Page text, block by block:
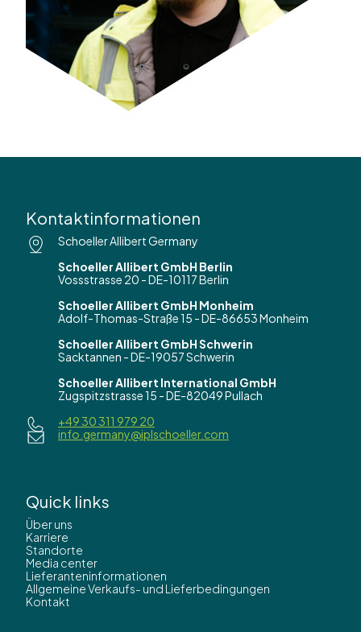
Kontaktinformationen
Schoeller Allibert Germany
Schoeller Allibert GmbH Berlin
Vossstrasse 20 - DE-10117 Berlin
Schoeller Allibert GmbH Monheim
Adolf-Thomas-Straße 15 - DE-86653 Monheim
Schoeller Allibert GmbH Schwerin
Sacktannen - DE-19057 Schwerin
Schoeller Allibert International GmbH
Zugspitzstrasse 15 - DE-82049 Pullach
+49 30 311 979 20
info.germany@iplschoeller.com
Quick links
Über uns
Karriere
Standorte
Media center
Lieferanteninformationen
Allgemeine Verkaufs- und Lieferbedingungen
Kontakt